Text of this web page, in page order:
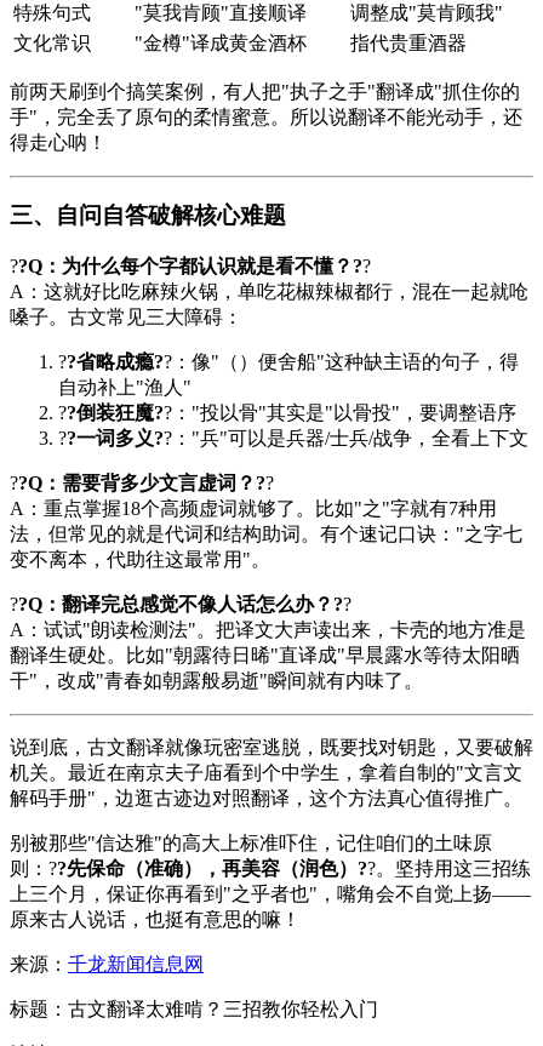
特殊句式
"莫我肯顾"直接顺译
调整成"莫肯顾我"
文化常识
"金樽"译成黄金酒杯 指代贵重酒器
前两天刷到个搞笑案例，有人把"执子之手"翻译成"抓住你的
手"，完全丢了原句的柔情蜜意。所以说翻译不能光动手，还
得走心呐！
三、自问自答破解核心难题
??Q：为什么每个字都认识就是看不懂？??
A：这就好比吃麻辣火锅，单吃花椒辣椒都行，混在一起就呛
嗓子。古文常见三大障碍：
??省略成瘾??：像"（）便舍船"这种缺主语的句子，得
自动补上"渔人"
??倒装狂魔??："投以骨"其实是"以骨投"，要调整语序
??一词多义??："兵"可以是兵器/士兵/战争，全看上下文
??Q：需要背多少文言虚词？??
A：重点掌握18个高频虚词就够了。比如"之"字就有7种用
法，但常见的就是代词和结构助词。有个速记口诀："之字七
变不离本，代助往这最常用"。
??Q：翻译完总感觉不像人话怎么办？??
A：试试"朗读检测法"。把译文大声读出来，卡壳的地方准是
翻译生硬处。比如"朝露待日晞"直译成"早晨露水等待太阳晒
干"，改成"青春如朝露般易逝"瞬间就有内味了。
说到底，古文翻译就像玩密室逃脱，既要找对钥匙，又要破解
机关。最近在南京夫子庙看到个中学生，拿着自制的"文言文
解码手册"，边逛古迹边对照翻译，这个方法真心值得推广。
别被那些"信达雅"的高大上标准吓住，记住咱们的土味原
则：??先保命（准确），再美容（润色）??。坚持用这三招练
上三个月，保证你再看到"之乎者也"，嘴角会不自觉上扬——
原来古人说话，也挺有意思的嘛！
来源： 千龙新闻信息网
标题：古文翻译太难啃？三招教你轻松入门